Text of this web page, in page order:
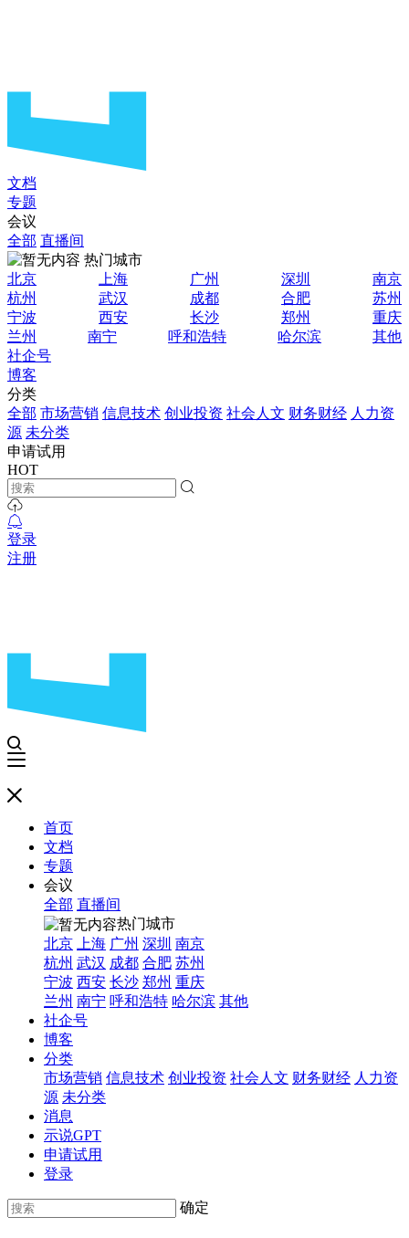
文档
专题
会议
全部 直播间
热门城市
北京
上海 广州 深圳
南京
杭州
武汉 成都 合肥
苏州
宁波
西安 长沙 郑州
重庆
兰州
南宁 呼和浩特 哈尔滨
其他
社企号
博客
分类
全部 市场营销 信息技术 创业投资 社会人文 财务财经 人力资
源 未分类
申请试用
HOT
登录
注册
首页
文档
专题
会议
全部 直播间
热门城市
北京
上海 广州 深圳 南京
杭州 武汉 成都 合肥 苏州
宁波 西安 长沙 郑州 重庆
兰州 南宁 呼和浩特 哈尔滨 其他
社企号
博客
分类
市场营销 信息技术 创业投资 社会人文 财务财经 人力资
源 未分类
消息
示说GPT
申请试用
登录
确定